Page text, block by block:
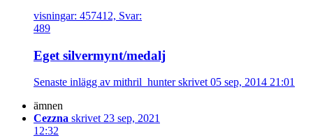
visningar: 457412, Svar:
489
Eget silvermynt/medalj
Senaste inlägg av mithril_hunter skrivet 05 sep, 2014 21:01
ämnen
Cezzna skrivet 23 sep, 2021
12:32